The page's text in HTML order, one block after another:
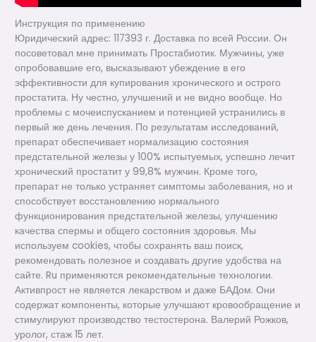
Инструкция по применению
Юридический адрес: ​117393 г. Доставка по всей России. Он
посоветовал мне принимать Простабиотик. Мужчины, уже
опробовавшие его, высказывают убеждение в его
эффективности для купирования хронического и острого
простатита. Ну честно, улучшений и не видно вообще. Но
проблемы с мочеиспусканием и потенцией устранились в
первый же день лечения. По результатам исследований,
препарат обеспечивает нормализацию состояния
предстательной железы у 100% испытуемых, успешно лечит
хронический простатит у 99,8% мужчин. Кроме того,
препарат не только устраняет симптомы заболевания, но и
способствует восстановлению нормального
функционирования предстательной железы, улучшению
качества спермы и общего состояния здоровья. Мы
используем cookies, чтобы сохранять ваш поиск,
рекомендовать полезное и создавать другие удобства на
сайте. Ru применяются рекомендательные технологии.
Активпрост не является лекарством и даже БАДом. Они
содержат компоненты, которые улучшают кровообращение и
стимулируют производство тестостерона. Валерий Рожков,
уролог, стаж 15 лет.